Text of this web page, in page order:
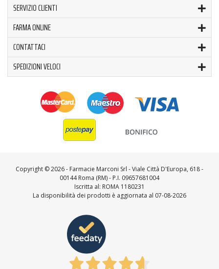
SERVIZIO CLIENTI
FARMA ONLINE
CONTATTACI
SPEDIZIONI VELOCI
Copyright ©2026 - Farmacie Marconi Srl - Viale Città D'Europa, 618 -
00144 Roma (RM) - P.I. 09657681004
Iscritta al: ROMA 1180231
La disponibilità dei prodotti è aggiornata al 07-08-2026